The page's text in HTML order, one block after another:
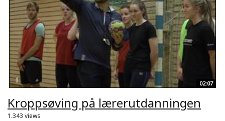
02:07
Kroppsøving på lærerutdanningen
1.343 views